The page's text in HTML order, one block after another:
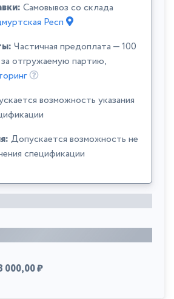
Самовывоз со склада
Респ
Частичная предоплата — 100
отгружаемую партию,
возможность указания
Допускается возможность не
спецификации
000,00 ₽